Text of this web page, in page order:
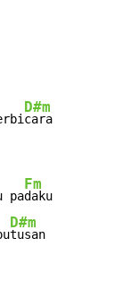
D#m
cara
pa
Fm
daku
D#m
tusan